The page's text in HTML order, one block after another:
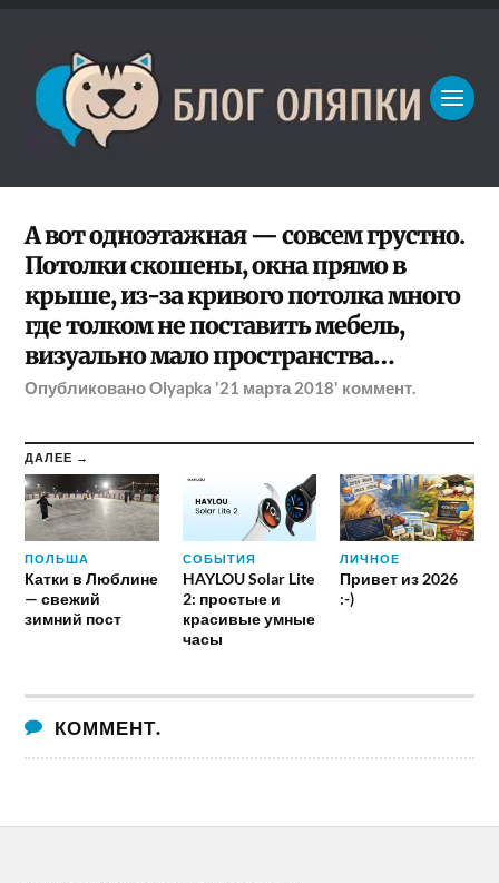
А вот одноэтажная — совсем грустно.
Потолки скошены, окна прямо в
крыше, из-за кривого потолка много
где толком не поставить мебель,
визуально мало пространства…
ОпубликованоOlyapka '21 марта 2018' коммент.
ДАЛЕЕ →
ПОЛЬША
Катки в Люблине
— свежий
зимний пост
СОБЫТИЯ
HAYLOU Solar Lite
2: простые и
красивые умные
часы
ЛИЧНОЕ
Привет из 2026
:-)
КОММЕНТ.